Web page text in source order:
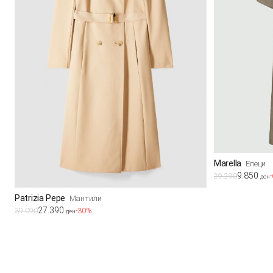
Patrizia Pepe Мантили
39.09027.390 ден-30%
Marella Елеци
29.2909.850 ден